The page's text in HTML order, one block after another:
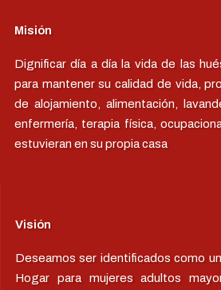
Misión
Dignificar día a día la vida de las
para mantener su calidad de vida,
de alojamiento, alimentación,
enfermería, terapia física,
estuvieran en su propia casa
Visión
Deseamos ser identificados como
Hogar para mujeres adultos